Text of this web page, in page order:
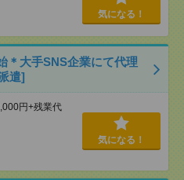
気になる！
＊大手SNS企業にて代理
遣]
円+残業代
気になる！